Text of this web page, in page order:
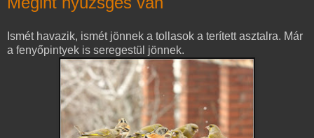
Ismét havazik, ismét jönnek a tollasok a terített asztalra. Már
a fenyőpintyek is seregestül jönnek.